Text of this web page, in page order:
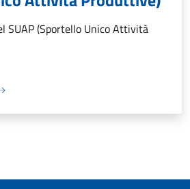
SUAP (Sportello Unico Attività